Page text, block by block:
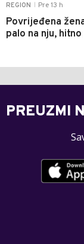
REGION Pre 13 h
Povrijeđena
palo na nju,
PREUZMI